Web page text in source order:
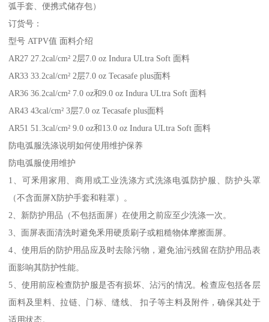
弧手套、便携式储存包）
订货号：
型号 ATPV值 面料介绍
AR27 27.2cal/cm² 2层7.0 oz Indura ULtra Soft 面料
AR33 33.2cal/cm² 2层7.0 oz Tecasafe plus面料
AR36 36.2cal/cm² 7.0 oz和9.0 oz Indura ULtra Soft 面料
AR43 43cal/cm² 3层7.0 oz Tecasafe plus面料
AR51 51.3cal/cm² 9.0 oz和13.0 oz Indura ULtra Soft 面料
防电弧服洗涤说明如何使用维护保养
防电弧服使用维护
1、可釆用家用、商用或工业洗涤方式洗涤电弧防护服、防护头罩
（不含面屏X防护手套和鞋罩）。
2、新防护用品（不包括面屏）在使用之前应至少洗涤一次。
3、面屏表面清洗时避免釆用硬质刷子或粗糙物体摩擦面屏。
4、使用后的防护用品应及时去除污物，避免油污残留在防护用品表
面影响其防护性能。
5、使用前应检查防护服是否有损坏、沾污的情况。检查应包括各层
面料及里料、拉链、门标、缝线、 扣子等主料及附件，确保其处于
适用状态。